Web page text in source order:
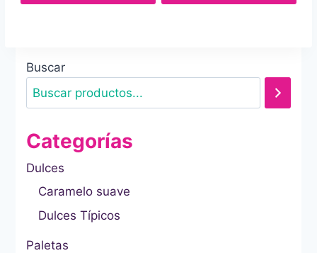
Buscar
Categorías
Dulces
Caramelo suave
Dulces Típicos
Paletas